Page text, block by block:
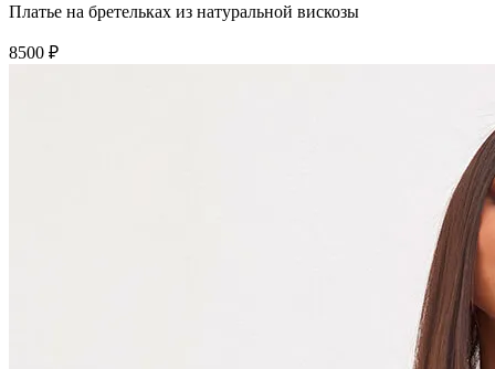
Платье на бретельках из натуральной вискозы
8500 ₽